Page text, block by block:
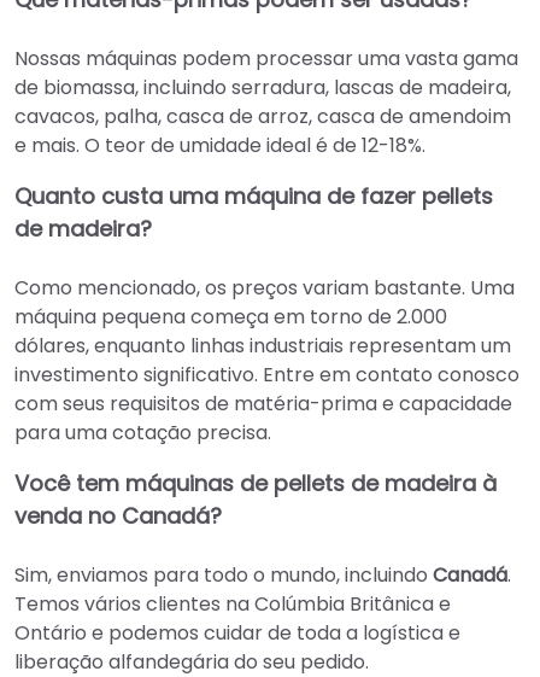
Nossas máquinas podem processar uma vasta gama
de biomassa, incluindo serradura, lascas de madeira,
cavacos, palha, casca de arroz, casca de amendoim
e mais. O teor de umidade ideal é de 12-18%.
Quanto custa uma máquina de fazer pellets
de madeira?
Como mencionado, os preços variam bastante. Uma
máquina pequena começa em torno de 2.000
dólares, enquanto linhas industriais representam um
investimento significativo. Entre em contato conosco
com seus requisitos de matéria-prima e capacidade
para uma cotação precisa.
Você tem máquinas de pellets de madeira à
venda no Canadá?
Sim, enviamos para todo o mundo, incluindo Canadá.
Temos vários clientes na Colúmbia Britânica e
Ontário e podemos cuidar de toda a logística e
liberação alfandegária do seu pedido.